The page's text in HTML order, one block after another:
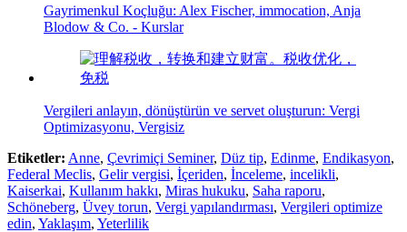
Gayrimenkul Koçluğu: Alex Fischer, immocation, Anja
Blodow & Co. - Kurslar
Vergileri anlayın, dönüştürün ve servet oluşturun: Vergi
Optimizasyonu, Vergisiz
Etiketler: Anne, Çevrimiçi Seminer, Düz tip, Edinme, Endikasyon,
Federal Meclis, Gelir vergisi, İçeriden, İnceleme, incelikli,
Kaiserkai, Kullanım hakkı, Miras hukuku, Saha raporu,
Schöneberg, Üvey torun, Vergi yapılandırması, Vergileri optimize
edin, Yaklaşım, Yeterlilik